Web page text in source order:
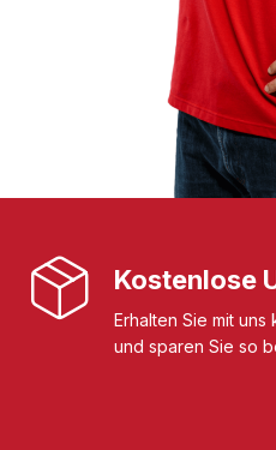
Kostenlose
Erhalten Sie mit
und sparen Sie so